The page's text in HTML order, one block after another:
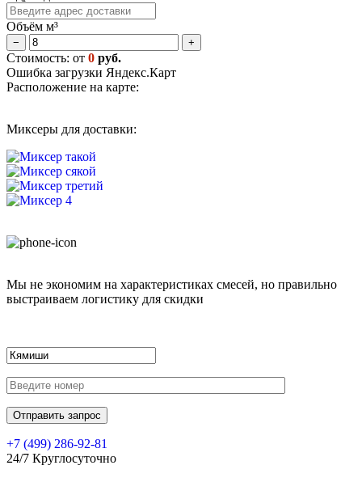
Объём м³
− +
Стоимость: от 0 руб.
Ошибка загрузки Яндекс.Карт
Расположение на карте:
Миксеры для доставки:
Мы не экономим на характеристиках смесей, но правильно
выстраиваем логистику для скидки
+7 (499) 286-92-81
24/7 Круглосуточно